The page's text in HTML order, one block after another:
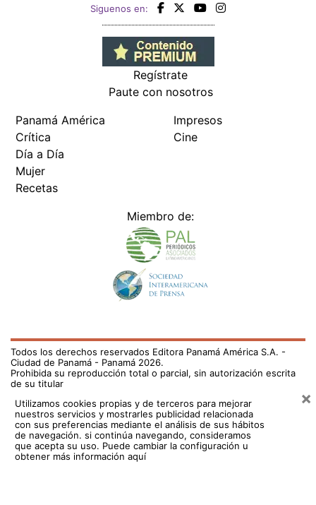
Siguenos en:
Regístrate
Paute con nosotros
Panamá América
Crítica
Día a Día
Mujer
Recetas
Impresos
Cine
Miembro de:
Todos los derechos reservados Editora Panamá América S.A. -
Ciudad de Panamá - Panamá 2026.
Prohibida su reproducción total o parcial, sin autorización escrita
de su titular
Utilizamos cookies propias y de terceros para mejorar
nuestros servicios y mostrarles publicidad relacionada
con sus preferencias mediante el análisis de sus hábitos
de navegación. si continúa navegando, consideramos
que acepta su uso. Puede cambiar la configuración u
obtener más información aquí
×